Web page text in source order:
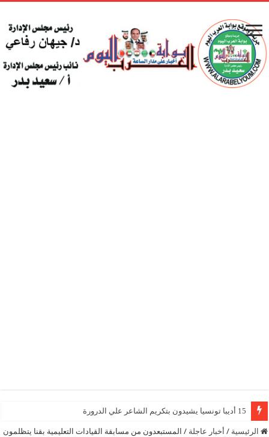
15 أديبا تونسيا يشيدون بتكريم الشاعر علي الدرورة
الرئيسية / أخبار عاجلة /
المستبعدون من مسابقة القيادات التعليمية بقنا يتظلمون